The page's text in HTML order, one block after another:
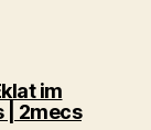
im
| 2mecssagt: